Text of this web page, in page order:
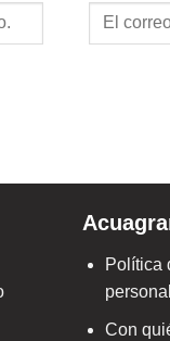
Política
Con